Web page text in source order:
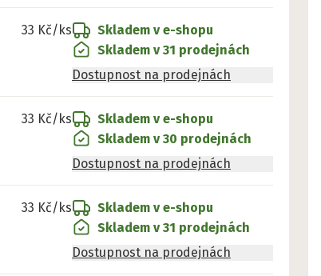
33 Kč/ks
Skladem v e-shopu
Skladem v 31 prodejnách
Dostupnost na prodejnách
33 Kč/ks
Skladem v e-shopu
Skladem v 30 prodejnách
Dostupnost na prodejnách
33 Kč/ks
Skladem v e-shopu
Skladem v 31 prodejnách
Dostupnost na prodejnách